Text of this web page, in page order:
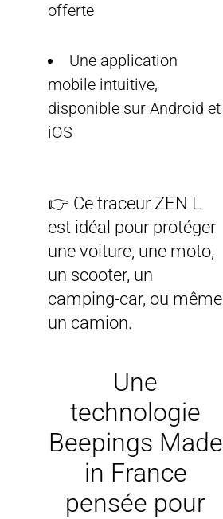
offerte
Une application
mobile intuitive,
disponible sur Android et
iOS
👉 Ce traceur ZEN L
est idéal pour protéger
une voiture, une moto,
un scooter, un
camping-car, ou même
un camion.
Une
technologie
Beepings Made
in France
pensée pour